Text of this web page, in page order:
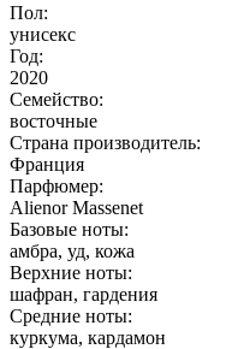
Пол:
унисекс
Год:
2020
Семейство:
восточные
Страна производитель:
Франция
Парфюмер:
Alienor Massenet
Базовые ноты:
амбра, уд, кожа
Верхние ноты:
шафран, гардения
Средние ноты:
куркума, кардамон